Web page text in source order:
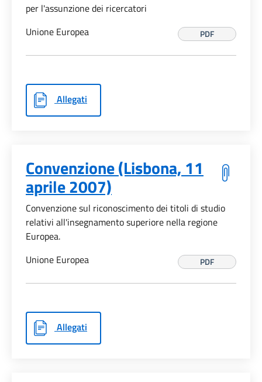
per l'assunzione dei ricercatori
Unione Europea
PDF
Allegati
Convenzione (Lisbona, 11
aprile 2007)
Convenzione sul riconoscimento dei titoli di studio
relativi all'insegnamento superiore nella regione
Europea.
Unione Europea
PDF
Allegati